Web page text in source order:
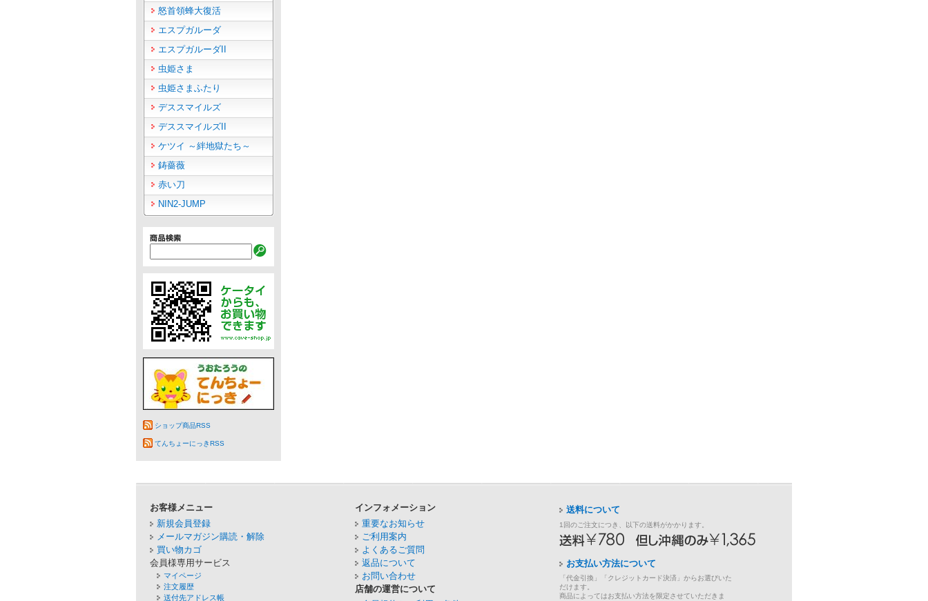
怒首領蜂大復活
エスプガルーダ
エスプガルーダII
虫姫さま
虫姫さまふたり
デススマイルズ
デススマイルズII
ケツイ ～絆地獄たち～
鋳薔薇
赤い刀
NIN2-JUMP
ショップ商品RSS
てんちょーにっきRSS
お客様メニュー
新規会員登録
メールマガジン購読・解除
買い物カゴ
会員様専用サービス
マイページ
注文履歴
送付先アドレス帳
インフォメーション
重要なお知らせ
ご利用案内
よくあるご質問
返品について
お問い合わせ
店舗の運営について
送料について
1回のご注文につき、以下の送料がかかります。
お支払い方法について
「代金引換」「クレジットカード決済」からお選びいた
だけます。
商品によってはお支払い方法を限定させていただきま